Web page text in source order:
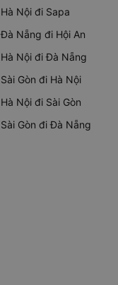
Hà Nội đi Sapa
Đà Nẵng đi Hội An
Hà Nội đi Đà Nẵng
Sài Gòn đi Hà Nội
Hà Nội đi Sài Gòn
Sài Gòn đi Đà Nẵng